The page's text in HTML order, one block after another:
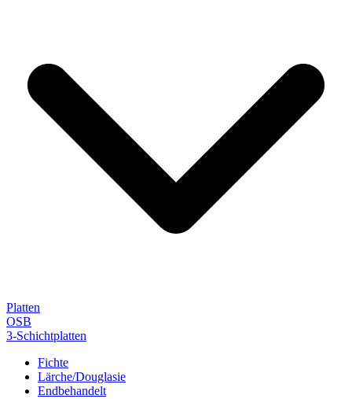
Platten
OSB
3-Schichtplatten
Fichte
Lärche/Douglasie
Endbehandelt